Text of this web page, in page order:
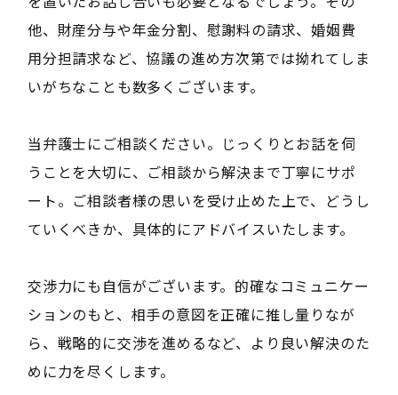
他、財産分与や年金分割、慰謝料の請求、婚姻費
用分担請求など、協議の進め方次第では拗れてしま
いがちなことも数多くございます。
当弁護士にご相談ください。じっくりとお話を伺
うことを大切に、ご相談から解決まで丁寧にサポ
ート。ご相談者様の思いを受け止めた上で、どうし
ていくべきか、具体的にアドバイスいたします。
交渉力にも自信がございます。的確なコミュニケー
ションのもと、相手の意図を正確に推し量りなが
ら、戦略的に交渉を進めるなど、より良い解決のた
めに力を尽くします。